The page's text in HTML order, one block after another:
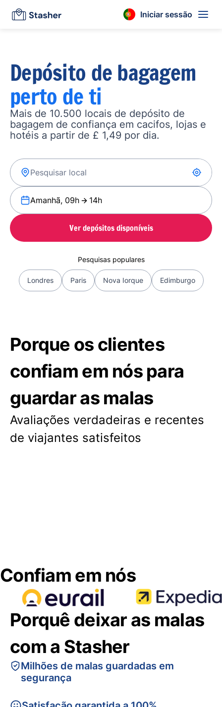
Iniciar sessão
Depósito de bagagem
perto de ti
Mais de 10.500 locais de depósito de
bagagem de confiança em cacifos, lojas e
hotéis a partir de £ 1,49 por dia.
Amanhã, 09h 14h
Ver depósitos disponíveis
Pesquisas populares
Londres Paris Nova Iorque Edimburgo
Porque os clientes
confiam em nós para
guardar as malas
Avaliações verdadeiras e recentes
de viajantes satisfeitos
Confiam em nós
Porquê deixar as malas
com a Stasher
Milhões de malas guardadas em
segurança